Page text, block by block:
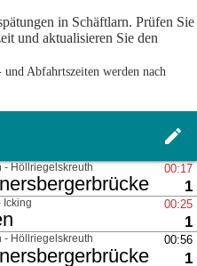
in Schäftlarn. Prüfen Sie
und aktualisieren Sie den
Abfahrtszeiten werden nach